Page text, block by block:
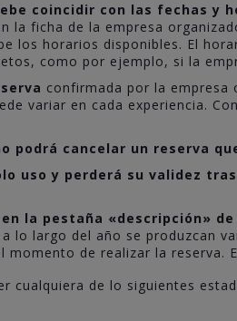
coincidir con las fechas y
la ficha de la empresa
los horarios disponibles. El
como por ejemplo, si la
confirmada por la empresa
variar en cada experiencia.
podrá cancelar un reserva
uso y perderá su validez
la pestaña «descripción»
a lo largo del año se produzcan
momento de realizar la reserva.
cualquiera de lo siguientes